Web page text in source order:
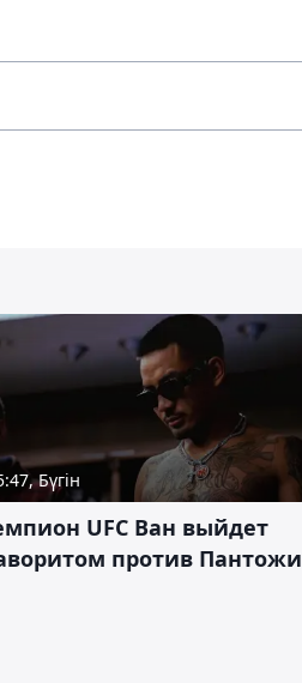
Бүгін
UFC Ван выйдет
против Пантожи